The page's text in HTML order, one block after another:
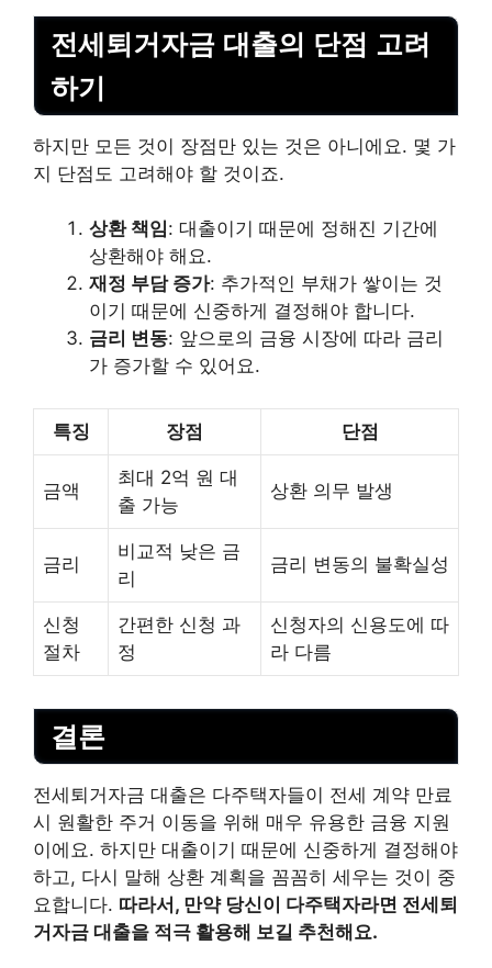
전세퇴거자금 대출의 단점 고려
하기
하지만 모든 것이 장점만 있는 것은 아니에요. 몇 가
지 단점도 고려해야 할 것이죠.
상환 책임: 대출이기 때문에 정해진 기간에
상환해야 해요.
재정 부담 증가: 추가적인 부채가 쌓이는 것
이기 때문에 신중하게 결정해야 합니다.
금리 변동: 앞으로의 금융 시장에 따라 금리
가 증가할 수 있어요.
특징 장점 단점
금액
최대 2억 원 대
출 가능
상환 의무 발생
금리
비교적 낮은 금
리
금리 변동의 불확실성
신청
절차
간편한 신청 과
정
신청자의 신용도에 따
라 다름
결론
전세퇴거자금 대출은 다주택자들이 전세 계약 만료
시 원활한 주거 이동을 위해 매우 유용한 금융 지원
이에요. 하지만 대출이기 때문에 신중하게 결정해야
하고, 다시 말해 상환 계획을 꼼꼼히 세우는 것이 중
요합니다. 따라서, 만약 당신이 다주택자라면 전세퇴
거자금 대출을 적극 활용해 보길 추천해요.